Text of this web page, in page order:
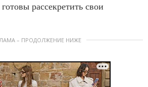
рассекретить свои
– ПРОДОЛЖЕНИЕ НИЖЕ